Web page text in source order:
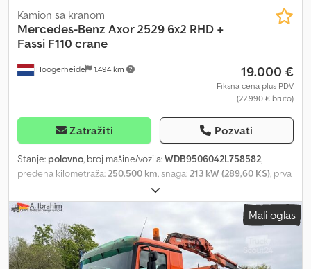
Hoogerheide 1.494 km
Kamion sa kranom
Mercedes-Benz Axor 2529 6x2 RHD +
Fassi F110 crane
19.000 €
Fiksna cena plus PDV
(22.990 € bruto)
Zatražiti Pozvati
Stanje: polovno, broj mašine/vozila:WDB9506042L758582,
pređena kilometraža:250.500 km, snaga:213 kW (289,60 KS), prva
, dimenzija gume:
osovina:6x2, boja:ostalo, kabina vozača:dnevna kabina, tip
prenosa:
, broj stepeni prenosa: , emisioni razred:Euro
, suspencija:čelik-zrak , ukupna dužina:10.200 mm
2.550 mm, ukupna visina:3.750 mm, dužina tovarnog prostora:
6.350 mm, širina utovarnog prostora: 2.500 mm, visina tovarnog
Mali oglas